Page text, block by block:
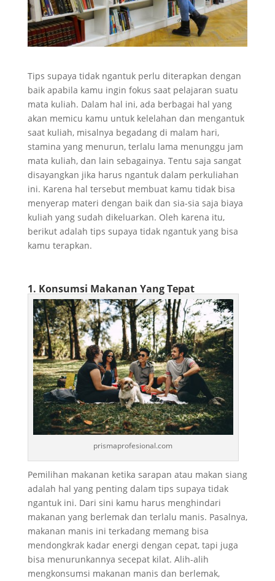
Tips supaya tidak ngantuk perlu diterapkan dengan
baik apabila kamu ingin fokus saat pelajaran suatu
mata kuliah. Dalam hal ini, ada berbagai hal yang
akan memicu kamu untuk kelelahan dan mengantuk
saat kuliah, misalnya begadang di malam hari,
stamina yang menurun, terlalu lama menunggu jam
mata kuliah, dan lain sebagainya. Tentu saja sangat
disayangkan jika harus ngantuk dalam perkuliahan
ini. Karena hal tersebut membuat kamu tidak bisa
menyerap materi dengan baik dan sia-sia saja biaya
kuliah yang sudah dikeluarkan. Oleh karena itu,
berikut adalah tips supaya tidak ngantuk yang bisa
kamu terapkan.
1. Konsumsi Makanan Yang Tepat
prismaprofesional.com
Pemilihan makanan ketika sarapan atau makan siang
adalah hal yang penting dalam tips supaya tidak
ngantuk ini. Dari sini kamu harus menghindari
makanan yang berlemak dan terlalu manis. Pasalnya,
makanan manis ini terkadang memang bisa
mendongkrak kadar energi dengan cepat, tapi juga
bisa menurunkannya secepat kilat. Alih-alih
mengkonsumsi makanan manis dan berlemak,